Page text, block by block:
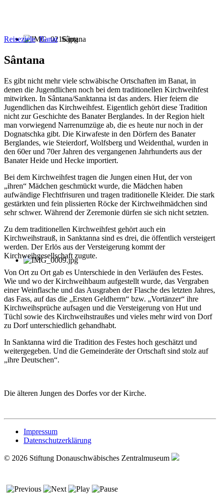
Reiseziele Banat Sântana
Sântana
Es gibt nicht mehr viele schwäbische Ortschaften im Banat, in
denen die Jugendlichen noch bei dem traditionellen Kirchweihfest
mitwirken. In Sântana/Sanktanna ist das anders. Hier feiern die
Jugendlichen das Kirchweihfest. Eigentlich gehört diese Tradition
nicht zur Geschichte des Banater Berglandes. In der Region hielt
man vorwiegend Narrenumzüge ab, die es heute nur noch in der
Dognatschka gibt. Die Kirwafeste in den Dörfern des Banater
Berglandes, wie Steierdorf, Wolfsberg und Weidenthal, wurden in
den 60er und 70er Jahren des vergangenen Jahrhunderts aus der
Banater Heide und Hecke importiert.
Bei dem Kirchweihfest tragen die Jungen einen Hut, der von
„ihren“ Mädchen geschmückt wurde, die Mädchen haben
aufwändige Flechtfrisuren und tragen traditionelle Kleider. Die stark
gestärkten und fein plissierten Röcke der Kirchweihmädchen sind
sehr schwer. Während der Zeremonie dürfen sie sich nicht setzten.
Zu dem traditionellen Kirchweihfest gehört auch ein
Kirchweihstrauß, in Sanktanna sind es drei, die öffentlich versteigert
werden. Der Erlös aus der Versteigerung kommt der
Kirchweihgesellschaft zugute.
Von Ort zu Ort gab es Unterschiede in den Verläufen des Festes.
Wie und wo der Kirchweihbaum aufgestellt wurde, das Vergraben
einer Weinflasche und das Ausgraben der Flasche des letzten Jahres,
das Fass, auf das die „Ersten Geldherrn“ bzw. „Vortänzer“ ihre
Kirchweihsprüche aufsagen und die Versteigerung von Hut und
Tüchl sowie des Kirchweihstraußes und vieles mehr wird von Dorf
zu Dorf unterschiedlich gehandhabt.
In Sanktanna wird die Tradition des Festes hoch geschätzt und
weitergegeben. Und die Gemeinderäte der Ortschaft sind stolz auf
„ihre Deutschen“.
Die älteren Jungen des Dorfes vor der Kirche.
Impressum
Datenschutzerklärung
© 2026 Stiftung Donauschwäbisches Zentralmuseum